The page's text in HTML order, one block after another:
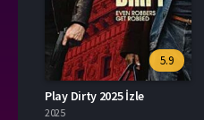
5.9
Play Dirty 2025 İzle
2025